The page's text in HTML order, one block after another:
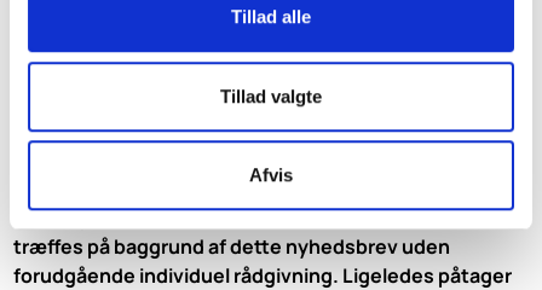
Tillad alle
Tillad valgte
Afvis
info@skatteinform.dk
SkatteInform Statsautoriseret
Revisionspartnerselskab
Frederiksborggade 54 1. tv
Vi påtager os ikke ansvar for dispositioner, der måtte
træffes på baggrund af dette nyhedsbrev uden
forudgående individuel rådgivning. Ligeledes påtager